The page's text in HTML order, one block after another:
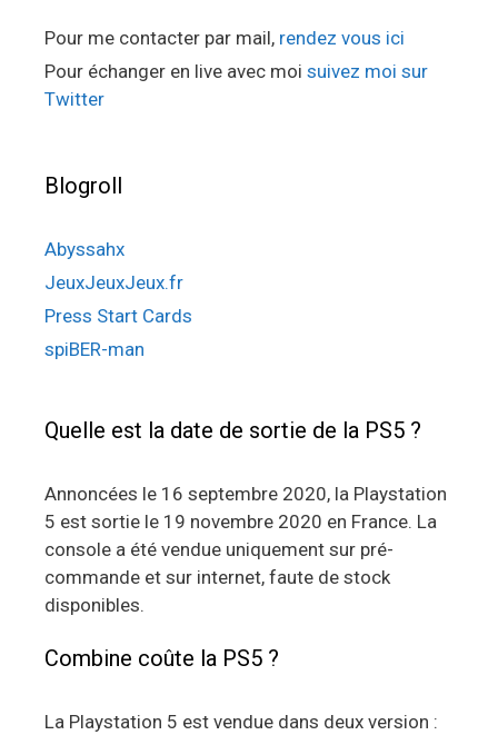
Pour me contacter par mail, rendez vous ici
Pour échanger en live avec moi suivez moi sur
Twitter
Blogroll
Abyssahx
JeuxJeuxJeux.fr
Press Start Cards
spiBER-man
Quelle est la date de sortie de la PS5 ?
Annoncées le 16 septembre 2020, la Playstation
5 est sortie le 19 novembre 2020 en France. La
console a été vendue uniquement sur pré-
commande et sur internet, faute de stock
disponibles.
Combine coûte la PS5 ?
La Playstation 5 est vendue dans deux version :